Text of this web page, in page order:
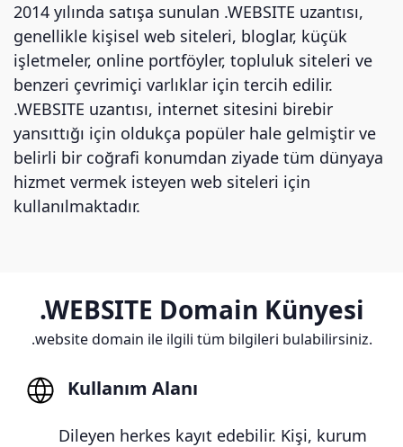
2014 yılında satışa sunulan .WEBSITE uzantısı,
genellikle kişisel web siteleri, bloglar, küçük
işletmeler, online portföyler, topluluk siteleri ve
benzeri çevrimiçi varlıklar için tercih edilir.
.WEBSITE uzantısı, internet sitesini birebir
yansıttığı için oldukça popüler hale gelmiştir ve
belirli bir coğrafi konumdan ziyade tüm dünyaya
hizmet vermek isteyen web siteleri için
kullanılmaktadır.
.WEBSITE Domain Künyesi
.website domain ile ilgili tüm bilgileri bulabilirsiniz.
Kullanım Alanı
Dileyen herkes kayıt edebilir. Kişi, kurum